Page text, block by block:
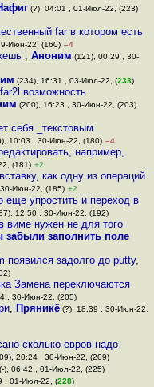
(?), 04:01 , 01-Июл-22, (223)
far в котором есть
Июн-22, (160) –4
, Аноним (121), 00:29 , 30-
(234), 16:31 , 03-Июл-22, (233)
возможность
(200), 16:23 , 30-Июн-22, (203)
себя _текстовым
10:03 , 30-Июн-22, (180) –4
например,
(181) +2
как одну из операций
Июн-22, (185) +2
еще упростить и переход в
12:50 , 30-Июн-22, (192)
виме нужен не для того
забыли заполнить поле
появился задолго до putty,
Замена переключаются
, 30-Июн-22, (205)
, Пряникё(?), 18:39 , 30-Июн-22,
сколько евров надо
20:24 , 30-Июн-22, (209)
(-), 06:42 , 01-Июл-22, (225)
, 01-Июл-22, (228)